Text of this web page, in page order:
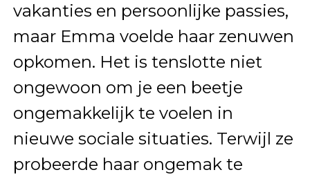
vakanties en persoonlijke passies,
maar Emma voelde haar zenuwen
opkomen. Het is tenslotte niet
ongewoon om je een beetje
ongemakkelijk te voelen in
nieuwe sociale situaties. Terwijl ze
probeerde haar ongemak te